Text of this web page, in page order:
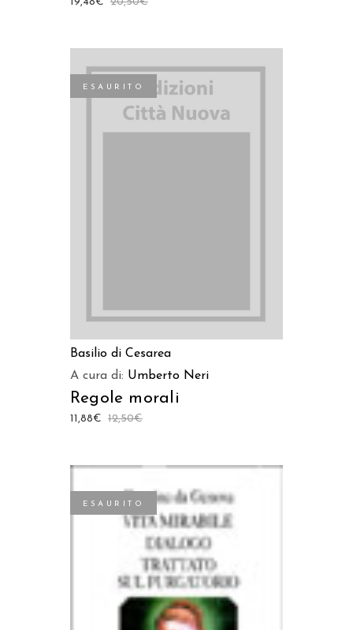
ESAURITO
Basilio di Cesarea
A cura di: Umberto Neri
Regole morali
12,50€
11,88€
ESAURITO
LEGGI TUTTO